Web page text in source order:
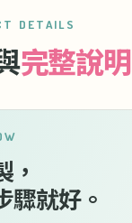
DETAILS
完整說明
，
驟就好。